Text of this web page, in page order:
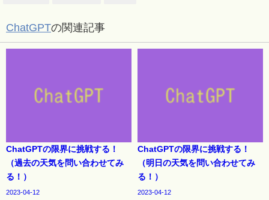
ChatGPTの関連記事
ChatGPTの限界に挑戦する！
（過去の天気を問い合わせてみ
る！）
2023-04-12
ChatGPTの限界に挑戦する！
（明日の天気を問い合わせてみ
る！）
2023-04-12